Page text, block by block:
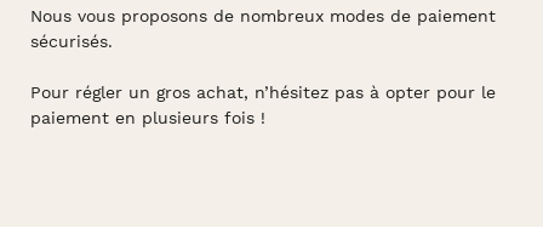
Nous vous proposons de nombreux modes de paiement
sécurisés.
Pour régler un gros achat, n’hésitez pas à opter pour le
paiement en plusieurs fois !